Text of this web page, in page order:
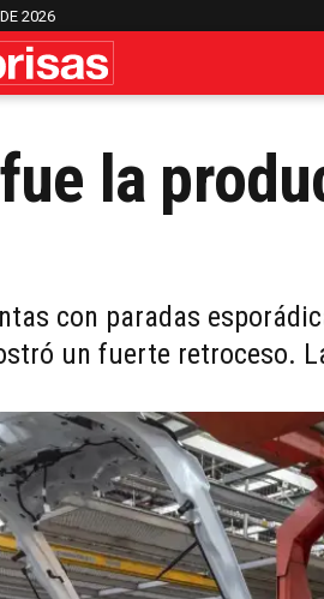
2026
la
con paradas
un fuerte retroceso.